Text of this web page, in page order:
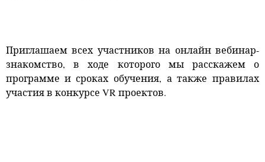
Приглашаем всех участников на онлайн вебинар-
знакомство, в ходе которого мы расскажем о
программе и сроках обучения, а также правилах
участия в конкурсе VR проектов.